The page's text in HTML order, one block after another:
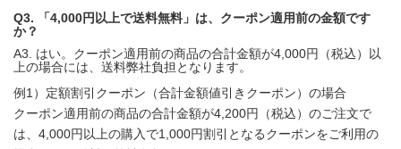
Q3. 「4,000円以上で送料無料」は、クーポン適用前の金額です
か？
A3. はい。クーポン適用前の商品の合計金額が4,000円（税込）以
上の場合には、送料弊社負担となります。
例1）定額割引クーポン（合計金額値引きクーポン）の場合
クーポン適用前の商品の合計金額が4,200円（税込）のご注文で
は、4,000円以上の購入で1,000円割引となるクーポンをご利用の